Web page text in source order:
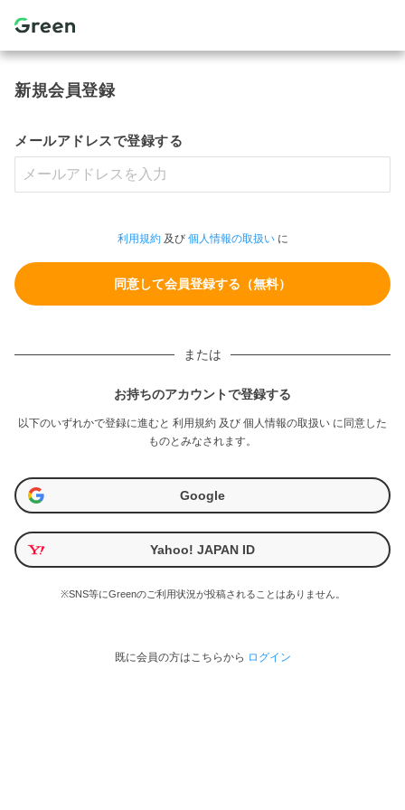
新規会員登録
メールアドレスで登録する
利用規約及び 個人情報の取扱いに
または
お持ちのアカウントで登録する
以下のいずれかで登録に進むと 利用規約 及び 個人情報の取扱い に同意した
ものとみなされます。
Google
Yahoo! JAPAN ID
※SNS等にGreenのご利用状況が投稿されることはありません。
既に会員の方はこちらから ログイン